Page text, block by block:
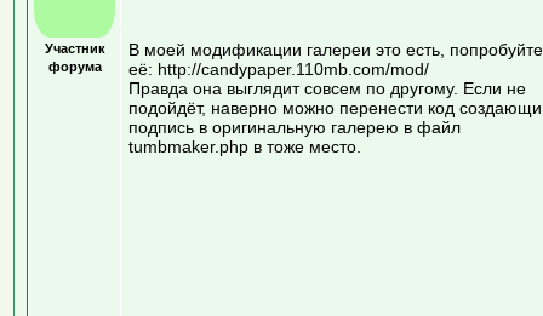
Участник
форума
В моей модификации галереи это есть, попробуйте
её: http://candypaper.110mb.com/mod/
Правда она выглядит совсем по другому. Если не
подойдёт, наверно можно перенести код
подпись в оригинальную галерею в файл
tumbmaker.php в тоже место.